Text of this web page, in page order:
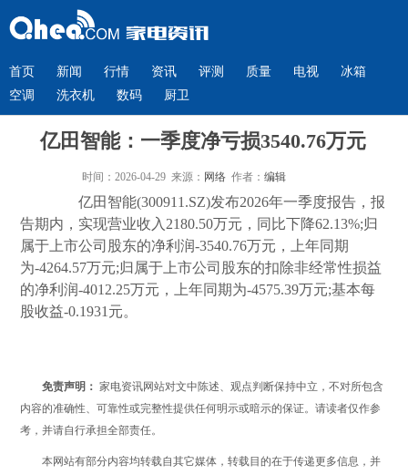
首页 新闻 行情 资讯 评测 质量 电视
冰箱
空调
洗衣机 数码 厨卫
亿田智能：一季度净亏损3540.76万元
时间：2026-04-29 来源： 网络作者： 编辑
亿田智能(300911.SZ)发布2026年一季度报告，报
告期内，实现营业收入2180.50万元，同比下降62.13%;归
属于上市公司股东的净利润-3540.76万元，上年同期
为-4264.57万元;归属于上市公司股东的扣除非经常性损益
的净利润-4012.25万元，上年同期为-4575.39万元;基本每
股收益-0.1931元。
免责声明： 家电资讯网站对文中陈述、观点判断保持中立，不对所包含
内容的准确性、可靠性或完整性提供任何明示或暗示的保证。请读者仅作参
考，并请自行承担全部责任。
本网站有部分内容均转载自其它媒体，转载目的在于传递更多信息，并